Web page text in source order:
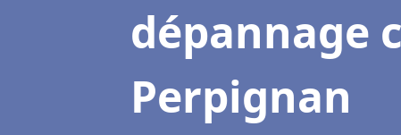
dépannage
Perpignan